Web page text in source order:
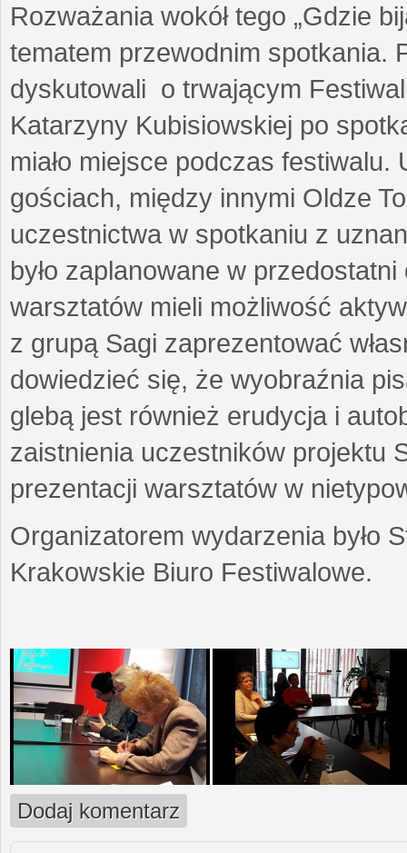
Rozważania wokół tego „Gdzie
tematem przewodnim spotkania.
dyskutowali o trwającym
Katarzyny Kubisiowskiej po
miało miejsce podczas
gościach, między innymi Oldze
uczestnictwa w spotkaniu z
było zaplanowane w
warsztatów mieli możliwość
z grupą Sagi zaprezentować
dowiedzieć się, że wyobraźnia
glebą jest również erudycja i
zaistnienia uczestników projektu
prezentacji warsztatów w
Organizatorem wydarzenia było
Krakowskie Biuro Festiwalowe.
Dodaj komentarz